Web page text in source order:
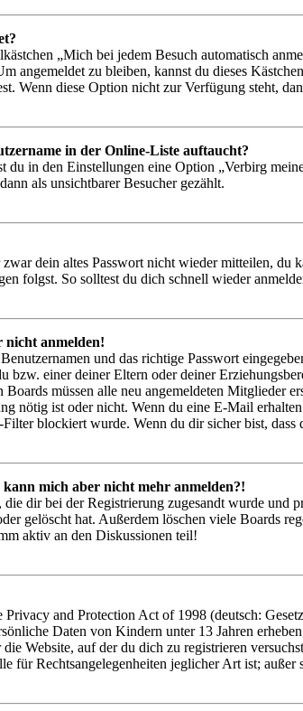
„Mich bei jedem Besuch automatisch
angemeldet zu bleiben, kannst du dieses
Wenn diese Option nicht zur Verfügung steht,
in der Online-Liste auftaucht?
du in den Einstellungen eine Option „Verbirg
als unsichtbarer Besucher gezählt.
dein altes Passwort nicht wieder mitteilen, du
folgst. So solltest du dich schnell wieder
nicht anmelden!
und das richtige Passwort
bzw. einer deiner Eltern oder deiner
müssen alle neu angemeldeten Mitglieder
nötig ist oder nicht. Wenn du eine E-Mail
blockiert wurde. Wenn du dir sicher bist,
mich aber nicht mehr anmelden?!
dir bei der Registrierung zugesandt wurde und
gelöscht hat. Außerdem löschen viele Boards
aktiv an den Diskussionen teil!
and Protection Act of 1998 (deutsch:
Daten von Kindern unter 13 Jahren
Website, auf der du dich zu registrieren
für Rechtsangelegenheiten jeglicher Art ist; außer